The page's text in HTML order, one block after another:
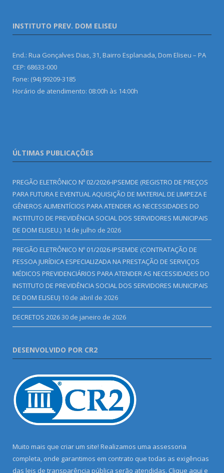
INSTITUTO PREV. DOM ELISEU
End.: Rua Gonçalves Dias, 31, Bairro Esplanada, Dom Eliseu – PA
CEP: 68633-000
Fone: (94) 99209-3185
Horário de atendimento: 08:00h às 14:00h
ÚLTIMAS PUBLICAÇÕES
PREGÃO ELETRÔNICO Nº 02/2026-IPSEMDE (REGISTRO DE PREÇOS
PARA FUTURA E EVENTUAL AQUISIÇÃO DE MATERIAL DE LIMPEZA E
GÊNEROS ALIMENTÍCIOS PARA ATENDER AS NECESSIDADES DO
INSTITUTO DE PREVIDÊNCIA SOCIAL DOS SERVIDORES MUNICIPAIS
DE DOM ELISEU.) 14 de julho de 2026
PREGÃO ELETRÔNICO Nº 01/2026-IPSEMDE (CONTRATAÇÃO DE
PESSOA JURÍDICA ESPECIALIZADA NA PRESTAÇÃO DE SERVIÇOS
MÉDICOS PREVIDENCIÁRIOS PARA ATENDER AS NECESSIDADES DO
INSTITUTO DE PREVIDÊNCIA SOCIAL DOS SERVIDORES MUNICIPAIS
DE DOM ELISEU) 10 de abril de 2026
DECRETOS 202630 de janeiro de 2026
DESENVOLVIDO POR CR2
Muito mais que criar um site! Realizamos uma assessoria
completa, onde garantimos em contrato que todas as exigências
das leis de transparência pública serão atendidas. Clique aqui e